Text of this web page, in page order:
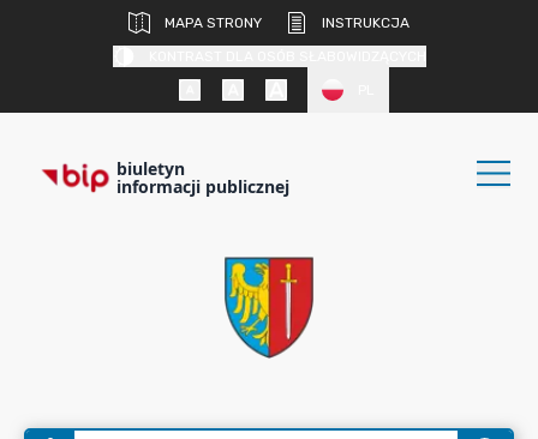
MAPA STRONY
INSTRUKCJA
biuletyn
informacji publicznej